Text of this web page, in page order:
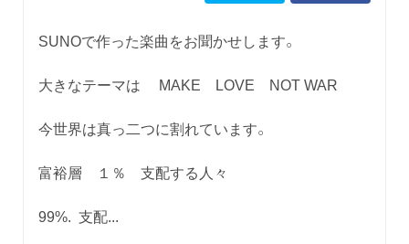
SUNOで作った楽曲をお聞かせします。
大きなテーマは MAKE LOVE NOT WAR
今世界は真っ二つに割れています。
富裕層 １％ 支配する人々
99%. 支配...